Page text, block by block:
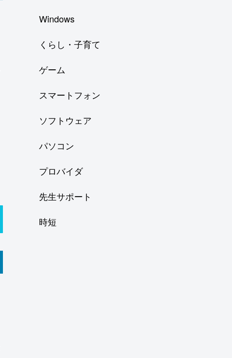
Windows
くらし・子育て
ゲーム
スマートフォン
ソフトウェア
パソコン
プロバイダ
先生サポート
時短